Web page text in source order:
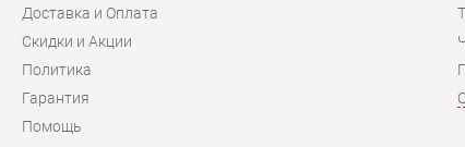
Доставка и Оплата
Скидки и Акции
Политика
Гарантия
Помощь